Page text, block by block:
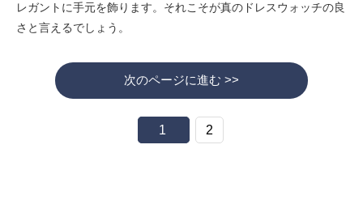
レガントに手元を飾ります。それこそが真のドレスウォッチの良
さと言えるでしょう。
次のページに進む >>
1 2